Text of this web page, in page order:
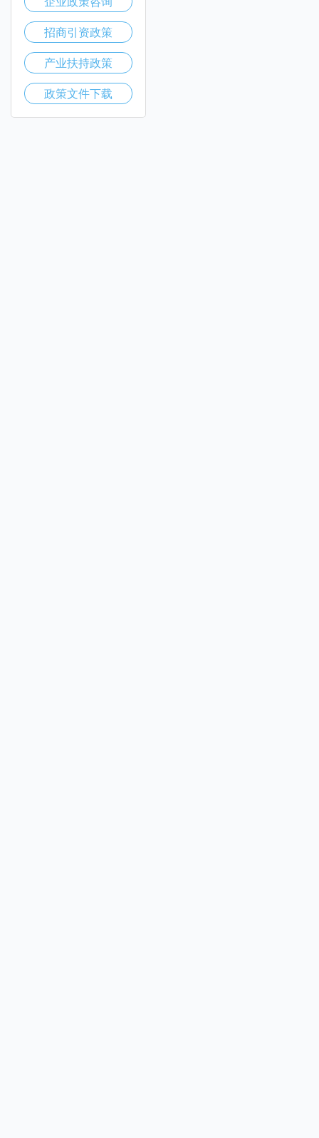
招商引资政策
产业扶持政策
政策文件下载